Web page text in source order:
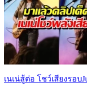
เนเน่สู้ต่อ โชว์เสียงรอบ